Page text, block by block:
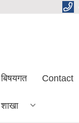
बिषयगत
शाखा
Contact